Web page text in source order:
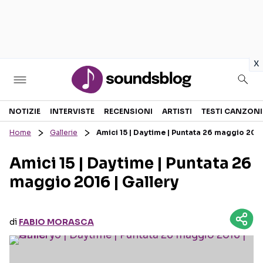
x
Sezioni
RECENSIONI MUSICALI
INTERVISTE
TESTI CANZONI
TOUR ED EVENTI
NOTIZIE INTERVISTE RECENSIONI ARTISTI TESTI CANZONI
Home Gallerie Amici 15 | Daytime | Puntata 26 maggio
Amici 15 | Daytime | Puntata 26
maggio 2016 | Gallery
di FABIO MORASCA